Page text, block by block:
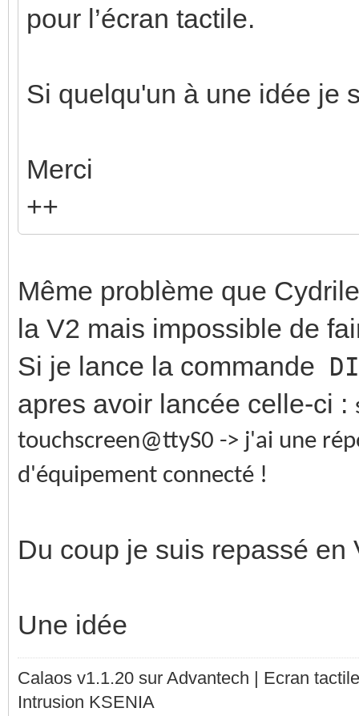
pour l’écran tactile.
Si quelqu'un à une idée je
Merci
++
Même problème que
la V2 mais impossible de
Si je lance la commande
apres avoir lancée celle-ci :
touchscreen@ttyS0 -> j'ai une
d'équipement connecté !
Du coup je suis repassé
Une idée
Calaos v1.1.20 sur Advantech | Ecran
Intrusion KSENIA